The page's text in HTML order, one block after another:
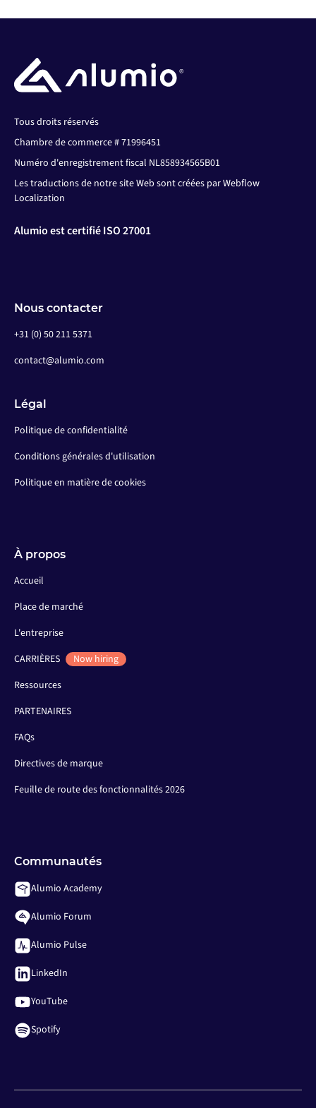
Tous droits réservés
Chambre de commerce # 71996451
Numéro d'enregistrement fiscal NL858934565B01
Les traductions de notre site Web sont créées par Webflow
Localization
Alumio est certifié ISO 27001
Nous contacter
+31 (0) 50 211 5371
contact@alumio.com
Légal
Politique de confidentialité
Conditions générales d'utilisation
Politique en matière de cookies
À propos
Accueil
Place de marché
L'entreprise
CARRIÈRES
Now hiring
Ressources
PARTENAIRES
FAQs
Directives de marque
Feuille de route des fonctionnalités 2026
Communautés
Alumio Academy
Alumio Forum
Alumio Pulse
LinkedIn
YouTube
Spotify